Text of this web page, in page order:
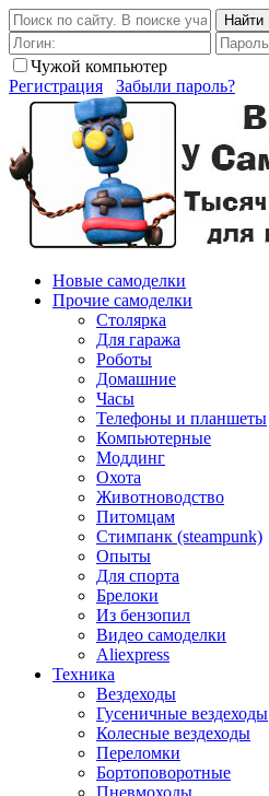
Найти
Чужой компьютер
Регистрация
Забыли пароль?
Новые самоделки
Прочие самоделки
Столярка
Для гаража
Роботы
Домашние
Часы
Телефоны и планшеты
Компьютерные
Моддинг
Охота
Животноводство
Питомцам
Стимпанк (steampunk)
Опыты
Для спорта
Брелоки
Из бензопил
Видео самоделки
Aliexpress
Техника
Вездеходы
Гусеничные вездеходы
Колесные вездеходы
Переломки
Бортоповоротные
Пневмоходы